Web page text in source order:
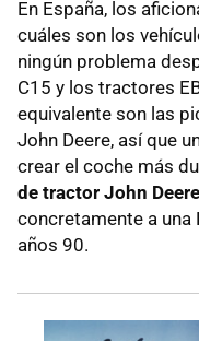
En España, los
cuáles son los
ningún problema
C15 y los tractores
equivalente son las
John Deere, así que
crear el coche más
de tractor John Deere
concretamente a una
años 90.